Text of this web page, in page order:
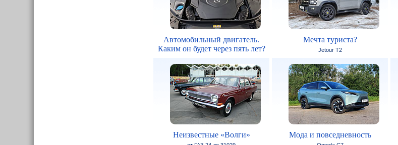
Автомобильный двигатель.
Каким он будет через пять лет?
Мечта туриста?
Jetour T2
Неизвестные «Волги» Мода и повседневность